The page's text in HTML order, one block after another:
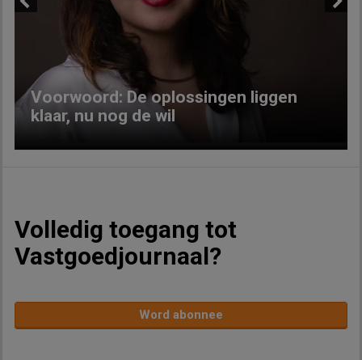
Voorwoord: De oplossingen liggen
klaar, nu nog de wil
Volledig toegang tot
Vastgoedjournaal?
Word abonnee